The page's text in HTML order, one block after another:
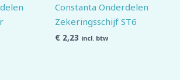
Constanta Onderdelen
Zekeringsschijf ST6
€ 2,23 incl. btw